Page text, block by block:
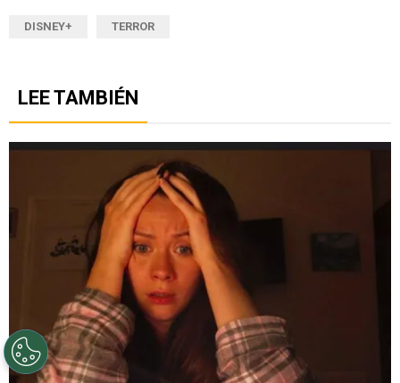
DISNEY+ TERROR
LEE TAMBIÉN